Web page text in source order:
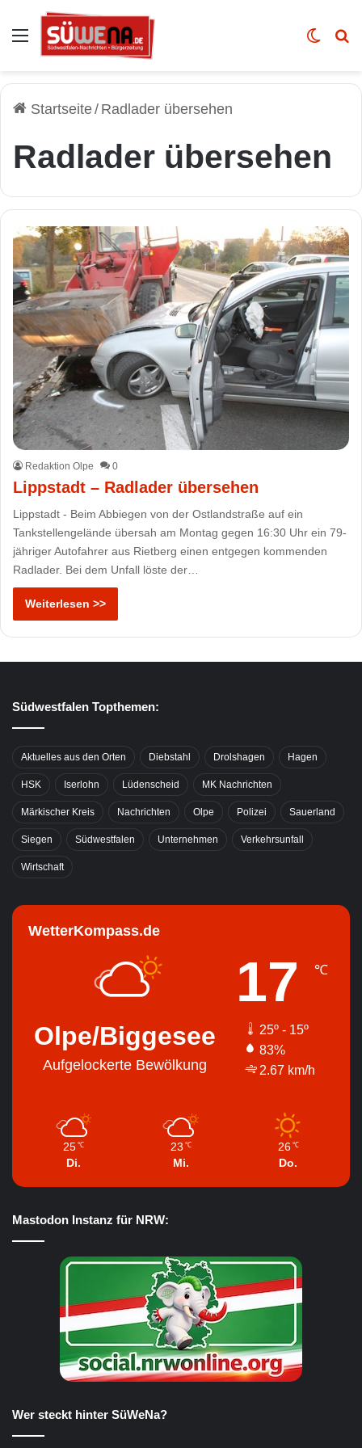
Auswahl Skin
Startseite/ Radlader übersehen
Radlader übersehen
Redaktion Olpe 0
Lippstadt – Radlader übersehen
Lippstadt - Beim Abbiegen von der Ostlandstraße auf ein
Tankstellengelände übersah am Montag gegen 16:30 Uhr ein 79-
jähriger Autofahrer aus Rietberg einen entgegen kommenden
Radlader. Bei dem Unfall löste der…
Weiterlesen >>
Südwestfalen Topthemen:
Aktuelles aus den Orten Diebstahl Drolshagen Hagen
HSK Iserlohn Lüdenscheid MK Nachrichten
Märkischer Kreis Nachrichten Olpe Polizei Sauerland
Siegen Südwestfalen Unternehmen Verkehrsunfall
Wirtschaft
WetterKompass.de
Olpe/Biggesee
Aufgelockerte Bewölkung
17 ℃
25º - 15º
83%
2.67 km/h
25 ℃
Di.
23 ℃
Mi.
26 ℃
Do.
Mastodon Instanz für NRW:
Wer steckt hinter SüWeNa?